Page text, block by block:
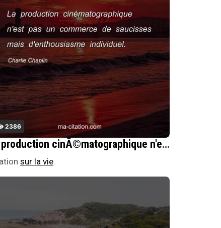
2386
La production cinÃ©matographique n'est pas un commerce de saucisses mais d'enthousiasme individuel.
sur la vie.